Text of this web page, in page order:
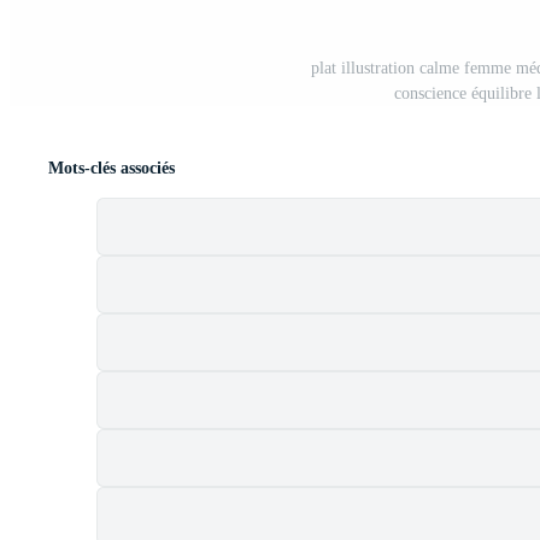
plat illustration calme femme
conscience équilibre
Mots-clés associés